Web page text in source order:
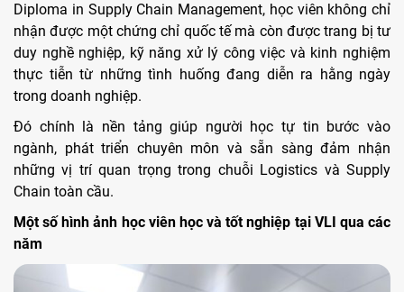
Diploma in Supply Chain Management, học viên không chỉ
nhận được một chứng chỉ quốc tế mà còn được trang bị tư
duy nghề nghiệp, kỹ năng xử lý công việc và kinh nghiệm
thực tiễn từ những tình huống đang diễn ra hằng ngày
trong doanh nghiệp.
Đó chính là nền tảng giúp người học tự tin bước vào
ngành, phát triển chuyên môn và sẵn sàng đảm nhận
những vị trí quan trọng trong chuỗi Logistics và Supply
Chain toàn cầu.
Một số hình ảnh học viên học và tốt nghiệp tại VLI qua các
năm